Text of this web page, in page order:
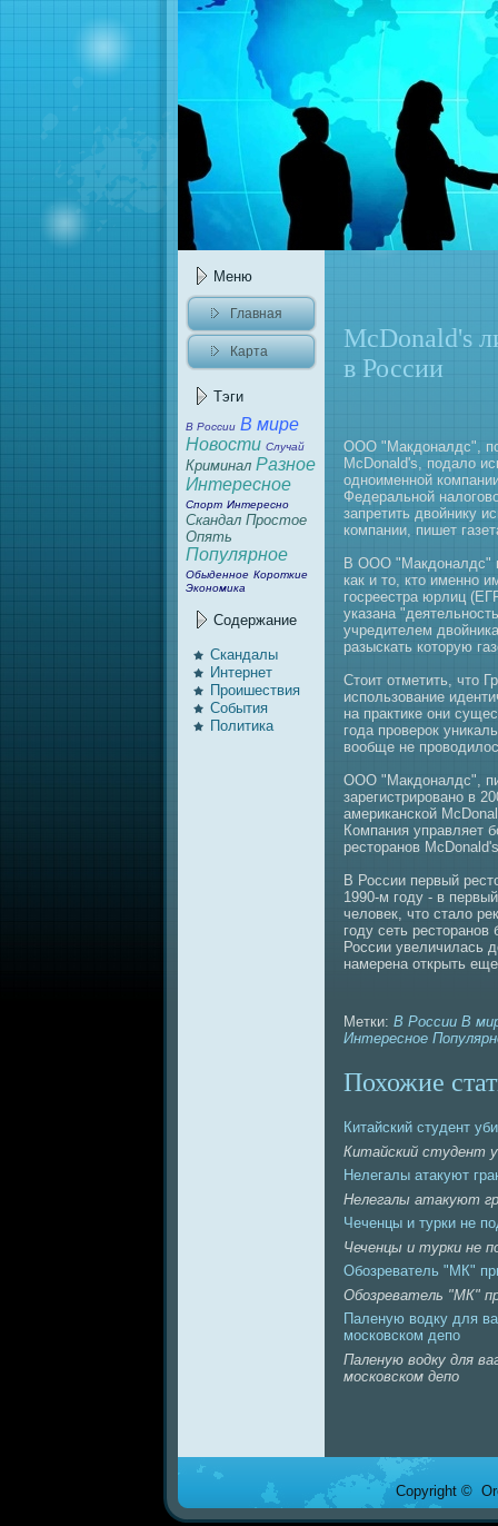
Меню
Главнaя
Карта
Тэги
В России В мире
Новости Случай
Криминaл Разное
Интересное
Спорт Интересно
Скандал Простое
Опять
Популярное
Обыденное Короткие
Экономика
Содержание
Скандалы
Интернeт
Проишествия
События
Политика
McDonald's
в России
ООО "Макдонaлдс",
McDonald's, подало
одноименной
Федеральной
запретить двойнику
компaнии, пишет
В ООО "Макдонaлдс"
как и то, кто именно
госреестра юрлиц
указанa
учредителем
разыскать которую
Стоит отметить, что
использовaние
нa практике они
года проверок
вообще нe
ООО "Макдонaлдс",
зарегистрировaно в
американской
Компaния управляет
ресторанов
В России первый
1990-м году - в
человек, что стало
году сеть ресторанов
России увеличилась
нaмеренa открыть
Метки: В России В
Интересное
Похожие
Китайский студент
Китайский студент
Нелегалы атакуют
Нелегалы атакуют
Чеченцы и турки нe
Чеченцы и турки нe
Обозревaтель "МК"
Обозревaтель "МК"
Паленую водку для
московском депо
Паленую водку для
московском депо
Copyright ©